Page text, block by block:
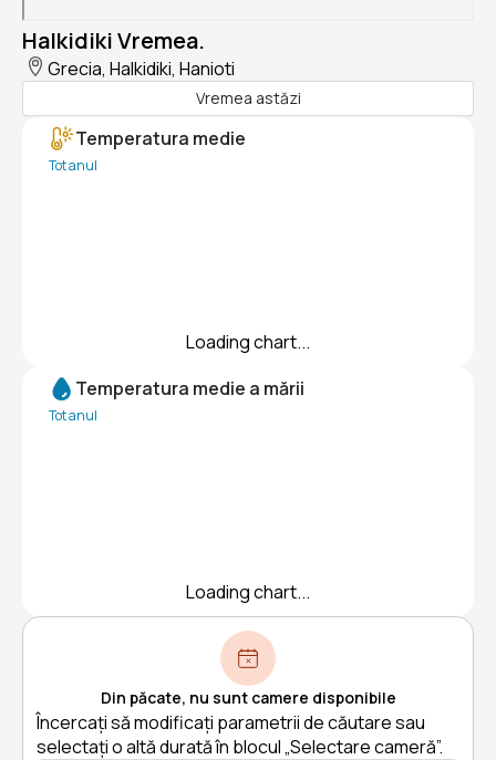
Halkidiki Vremea.
Grecia, Halkidiki, Hanioti
Vremea astăzi
Temperatura medie
Tot anul
Loading chart...
Temperatura medie a mării
Tot anul
Loading chart...
Din păcate, nu sunt camere disponibile
Încercați să modificați parametrii de căutare sau
selectați o altă durată în blocul „Selectare cameră”.